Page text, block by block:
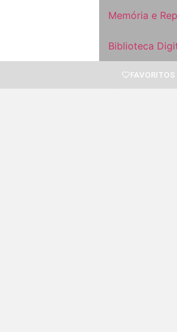
Memória e
Biblioteca
FAVORITOS